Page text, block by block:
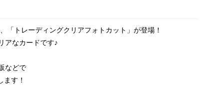
「トレーディングクリアフォトカット」が登場！
アなカードです♪
などで
す！